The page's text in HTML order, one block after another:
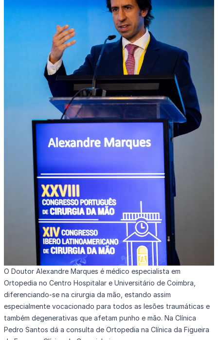
O Doutor Alexandre Marques é médico especialista em
Ortopedia no Centro Hospitalar e Universitário de Coimbra,
diferenciando-se na cirurgia da mão, estando assim
especialmente vocacionado para todos as lesões traumáticas e
também degenerativas que afetam punho e mão. Na Clínica
Pedro Santos dá a consulta de Ortopedia na Clínica da Figueira